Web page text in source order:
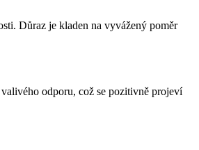
Důraz je kladen na vyvážený poměr
odporu, což se pozitivně projeví